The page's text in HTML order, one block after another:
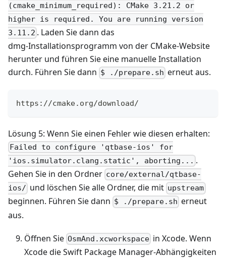
(cmake_minimum_required): CMake 3.21.2 or
higher is required. You are running version
3.11.2 . Laden Sie dann das
dmg‑Installationsprogramm von der CMake‑Website
herunter und führen Sie eine manuelle Installation
durch. Führen Sie dann $ ./prepare.sh erneut aus.
https://cmake.org/download/
Lösung 5: Wenn Sie einen Fehler wie diesen erhalten:
Failed to configure 'qtbase-ios' for
'ios.simulator.clang.static', aborting... .
Gehen Sie in den Ordner core/external/qtbase-
ios/ und löschen Sie alle Ordner, die mit upstream
beginnen. Führen Sie dann $ ./prepare.sh erneut
aus.
Öffnen Sie OsmAnd.xcworkspace in Xcode. Wenn
Xcode die Swift Package Manager-Abhängigkeiten